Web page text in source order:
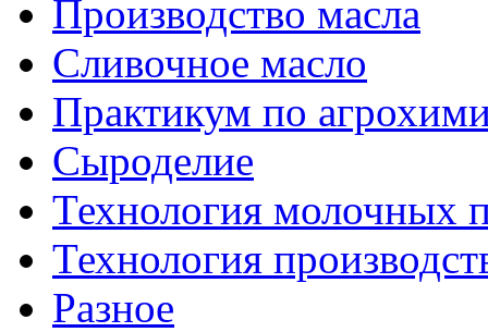
Производство масла
Сливочное масло
Практикум по
Сыроделие
Технология молочных
Технология
Разное